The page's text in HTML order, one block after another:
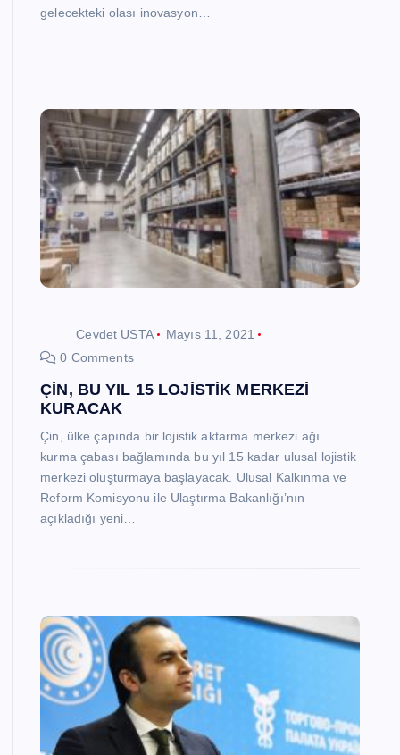
gelecekteki olası inovasyon…
Cevdet USTA
Mayıs 11, 2021
0 Comments
ÇİN, BU YIL 15 LOJİSTİK MERKEZİ
KURACAK
Çin, ülke çapında bir lojistik aktarma merkezi ağı
kurma çabası bağlamında bu yıl 15 kadar ulusal lojistik
merkezi oluşturmaya başlayacak. Ulusal Kalkınma ve
Reform Komisyonu ile Ulaştırma Bakanlığı’nın
açıkladığı yeni…